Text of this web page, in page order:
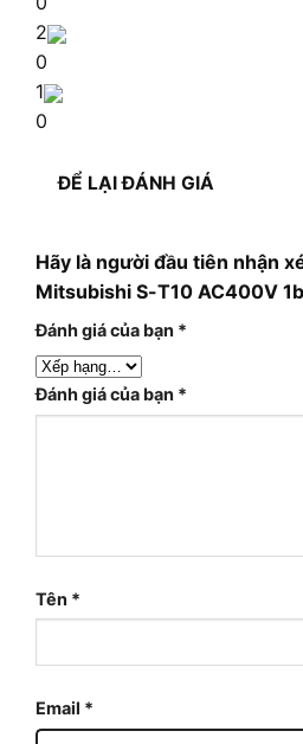
2
0
1
0
ĐỂ LẠI ĐÁNH GIÁ
Hãy là người đầu tiên nhận
Mitsubishi S-T10 AC400V
Đánh giá của bạn *
Đánh giá của bạn *
Tên *
Email *